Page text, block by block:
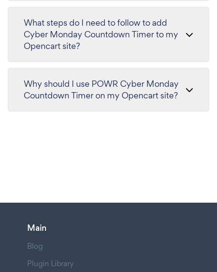
What steps do I need to follow to add
Cyber Monday Countdown Timer to my
Opencart site?
Why should I use POWR Cyber Monday
Countdown Timer on my Opencart site?
Main
Blog
Plugin Library